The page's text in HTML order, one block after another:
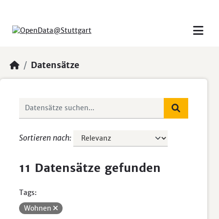
Datensätze
Sortieren nach
11 Datensätze gefunden
Tags:
Wohnen